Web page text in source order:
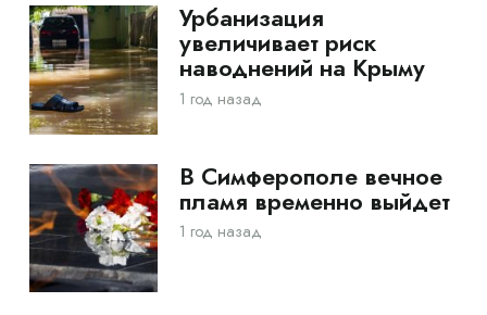
Урбанизация
увеличивает риск
наводнений на Крыму
1 год назад
В Симферополе вечное
пламя временно выйдет
1 год назад